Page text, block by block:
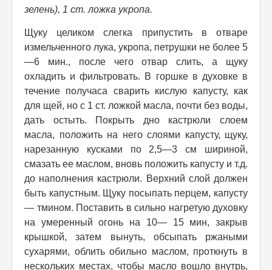
зелень), 1 ст. ложка укропа.
Щуку целиком слегка припустить в отваре
измельченного лука, укропа, петрушки не более 5
—6 мин., после чего отвар слить, а щуку
охладить и фильтровать. В горшке в духовке в
течение получаса сварить кислую капусту, как
для щей, но с 1 ст. ложкой масла, почти без воды,
дать остыть. Покрыть дно кастрюли слоем
масла, положить на него слоями капусту, щуку,
нарезанную кусками по 2,5—3 см шириной,
смазать ее маслом, вновь положить капусту и т.д.
до наполнения кастрюли. Верхний слой должен
быть капустным. Щуку посыпать перцем, капусту
— тмином. Поставить в сильно нагретую духовку
на умеренный огонь на 10— 15 мин, закрыв
крышкой, затем вынуть, обсыпать ржаными
сухарями, облить обильно маслом, проткнуть в
нескольких местах, чтобы масло вошло внутрь,